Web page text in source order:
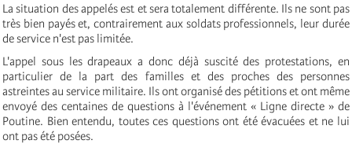
La situation des appelés est et sera totalement différente. Ils ne sont pas
très bien payés et, contrairement aux soldats professionnels, leur durée
de service n'est pas limitée.
L'appel sous les drapeaux a donc déjà suscité des protestations, en
particulier de la part des familles et des proches des personnes
astreintes au service militaire. Ils ont organisé des pétitions et ont même
envoyé des centaines de questions à l'événement « Ligne directe » de
Poutine. Bien entendu, toutes ces questions ont été évacuées et ne lui
ont pas été posées.